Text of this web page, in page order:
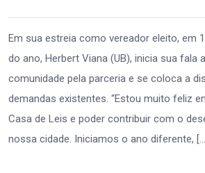
Em sua estreia como vereador eleito, em
do ano, Herbert Viana (UB), inicia sua fala
comunidade pela parceria e se coloca a
demandas existentes. “Estou muito feliz
Casa de Leis e poder contribuir com o
nossa cidade. Iniciamos o ano diferente, […]